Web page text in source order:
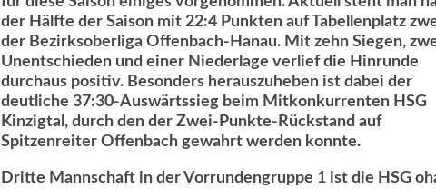
der Hälfte der Saison mit 22:4 Punkten auf Tabellenplatz
der Bezirksoberliga Offenbach-Hanau. Mit zehn Siegen,
Unentschieden und einer Niederlage verlief die Hinrunde
durchaus positiv. Besonders herauszuheben ist dabei der
deutliche 37:30-Auswärtssieg beim Mitkonkurrenten HSG
Kinzigtal, durch den der Zwei-Punkte-Rückstand auf
Spitzenreiter Offenbach gewahrt werden konnte.
Dritte Mannschaft in der Vorrundengruppe 1 ist die HSG